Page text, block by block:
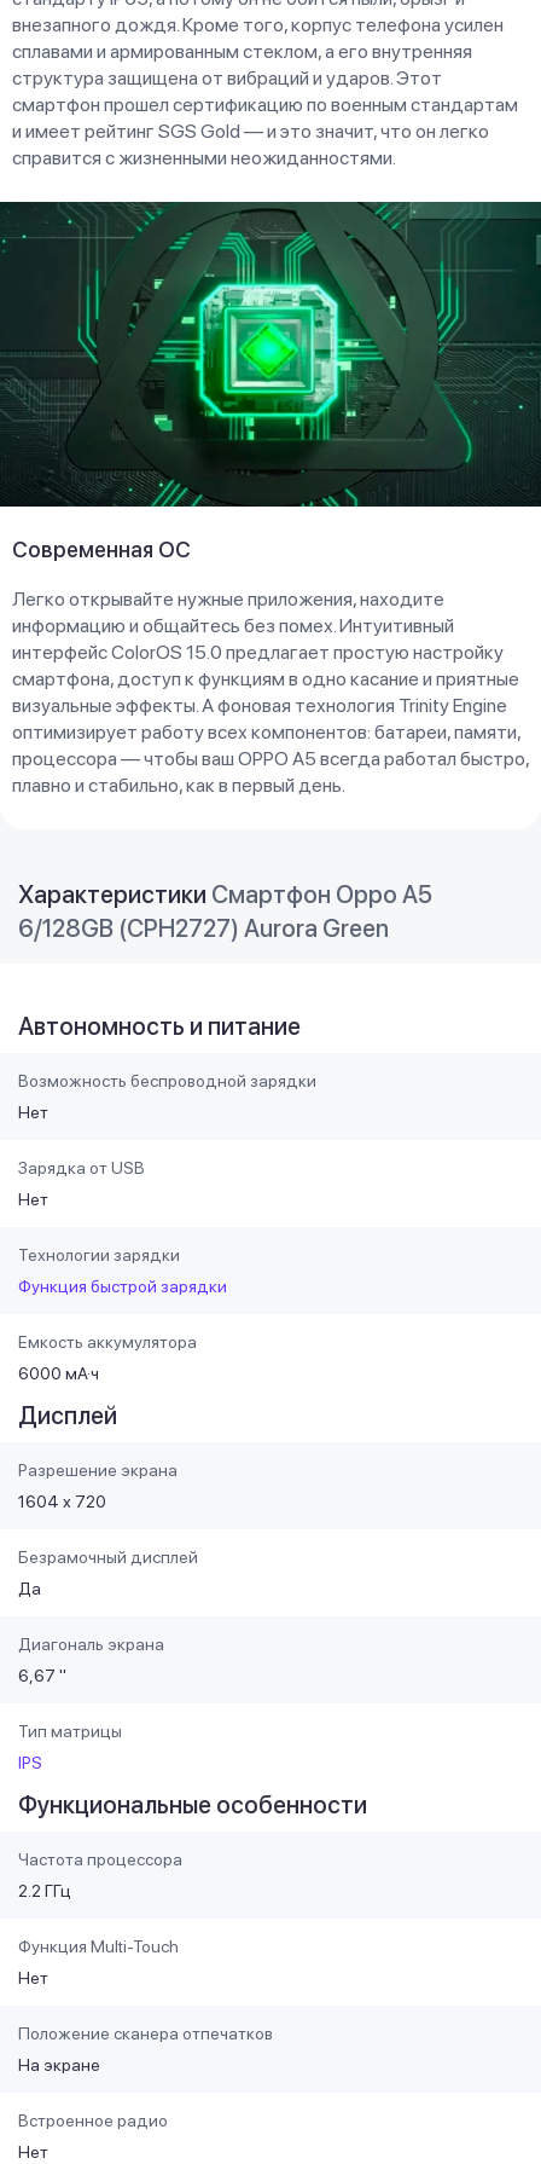
внезапного дождя. Кроме того, корпус телефона усилен
сплавами и армированным стеклом, а его внутренняя
структура защищена от вибраций и ударов. Этот
смартфон прошел сертификацию по военным стандартам
и имеет рейтинг SGS Gold — и это значит, что он легко
справится с жизненными неожиданностями.
Современная ОС
Легко открывайте нужные приложения, находите
информацию и общайтесь без помех. Интуитивный
интерфейс ColorOS 15.0 предлагает простую настройку
смартфона, доступ к функциям в одно касание и приятные
визуальные эффекты. А фоновая технология Trinity Engine
оптимизирует работу всех компонентов: батареи, памяти,
процессора — чтобы ваш OPPO A5 всегда работал быстро,
плавно и стабильно, как в первый день.
Характеристики Смартфон Oppo A5
6/128GB (CPH2727) Aurora Green
Автономность и питание
Возможность беспроводной зарядки
Нет
Зарядка от USB
Нет
Технологии зарядки
Функция быстрой зарядки
Емкость аккумулятора
6000 мА·ч
Дисплей
Разрешение экрана
1604 х 720
Безрамочный дисплей
Да
Диагональ экрана
6,67 "
Тип матрицы
IPS
Функциональные особенности
Частота процессора
2.2 ГГц
Функция Multi-Touch
Нет
Положение сканера отпечатков
На экране
Встроенное радио
Нет